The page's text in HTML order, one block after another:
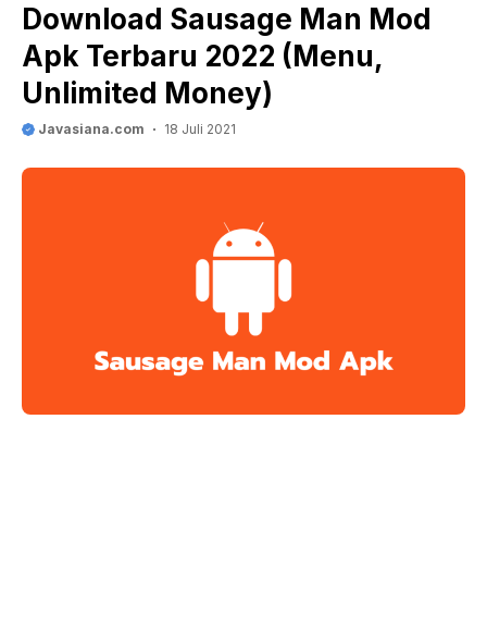
Download Sausage Man Mod
Apk Terbaru 2022 (Menu,
Unlimited Money)
Javasiana.com 18 Juli 2021